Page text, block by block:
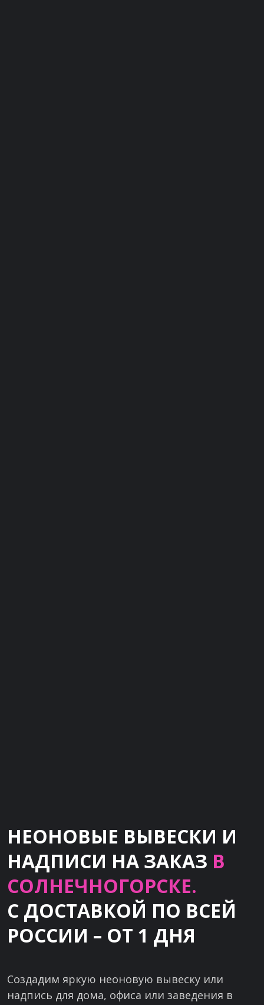
НЕОНОВЫЕ ВЫВЕСКИ И
НАДПИСИ НА ЗАКАЗ В
СОЛНЕЧНОГОРСКЕ.
С ДОСТАВКОЙ ПО ВСЕЙ
РОССИИ – ОТ 1 ДНЯ
Создадим яркую неоновую вывеску или
надпись для дома, офиса или заведения в